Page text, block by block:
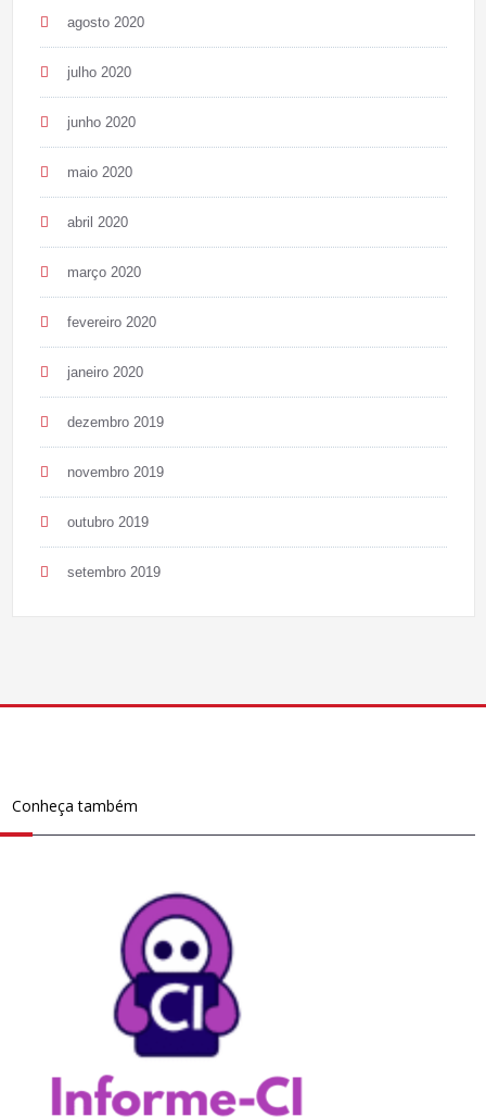
agosto 2020
julho 2020
junho 2020
maio 2020
abril 2020
março 2020
fevereiro 2020
janeiro 2020
dezembro 2019
novembro 2019
outubro 2019
setembro 2019
Conheça também